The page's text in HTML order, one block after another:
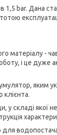
bar. Дана
матеріалу -
і це дуже
яким
клієнта.
у складі якої